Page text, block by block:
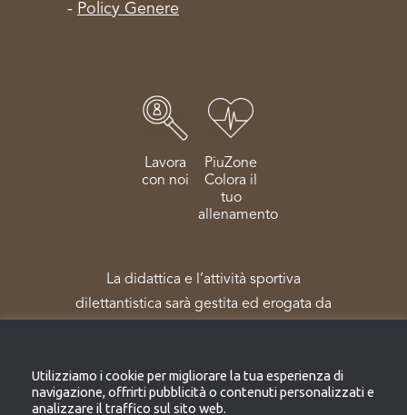
- Policy Genere
Lavora
con noi
PiuZone
Colora il
tuo
allenamento
La didattica e l’attività sportiva
dilettantistica sarà gestita ed erogata da
172303
Utilizziamo i cookie per migliorare la tua esperienza di
navigazione, offrirti pubblicità o contenuti personalizzati e
analizzare il traffico sul sito web.